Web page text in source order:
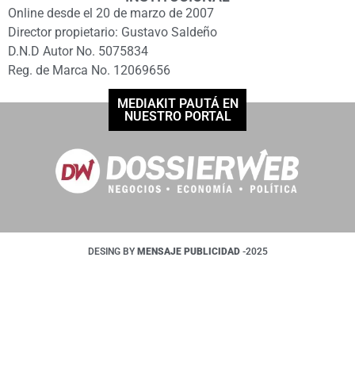
Online desde el 20 de marzo de 2007
Director propietario: Gustavo Saldeño
D.N.D Autor No. 5075834
Reg. de Marca No. 12069656
MEDIAKIT PAUTÁ EN
NUESTRO PORTAL
DESING BY MENSAJE PUBLICIDAD -2025